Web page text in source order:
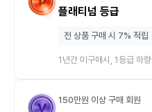
플래티넘 등급
전 상품 구매 시 7% 적립
1년간 미구매시, 1등급 하향
150만원 이상 구매 회원